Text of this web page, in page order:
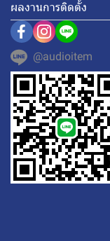
ผลงานการติดตั้ง
@audioitem